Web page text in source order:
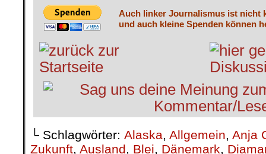
Auch linker Journalismus ist nicht
und auch kleine Spenden können
└ Schlagwörter: Alaska, Allgemein, Anja
Zukunft, Ausland, Blei, Dänemark,